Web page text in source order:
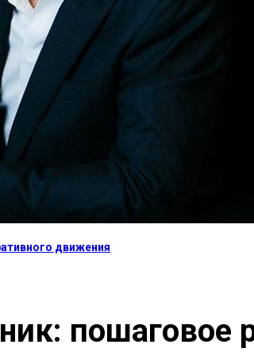
движения
пошаговое